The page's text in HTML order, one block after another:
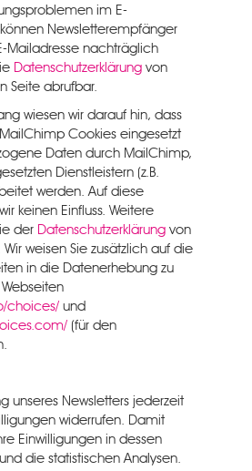
im E-
Newsletterempfänger
Mailadresse nachträglich
Datenschutzerklärung von
Seite abrufbar.
wiesen wir darauf hin, dass
Cookies eingesetzt
Daten durch MailChimp,
Dienstleistern (z.B.
werden. Auf diese
keinen Einfluss. Weitere
der Datenschutzerklärung von
weisen Sie zusätzlich auf die
in die Datenerhebung zu
choices/ und
(für den
unseres Newsletters jederzeit
widerrufen. Damit
Einwilligungen in dessen
die statistischen Analysen.